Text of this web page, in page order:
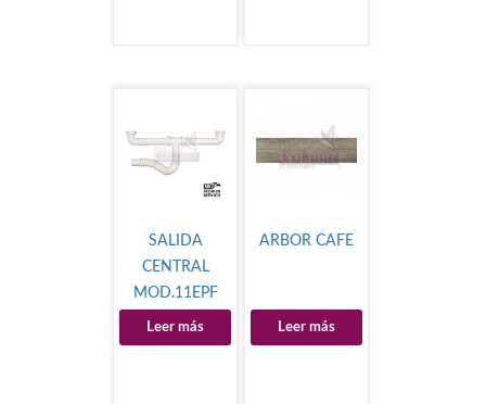
SALIDA
CENTRAL
MOD.11EPF
Leer más
ARBOR CAFE
Leer más